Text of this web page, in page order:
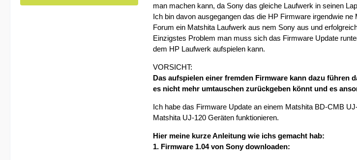
man machen kann, da Sony das gleiche Laufwerk in seinen
Ich bin davon ausgegangen das die HP Firmware irgendwie
Forum ein Matshita Laufwerk aus nem Sony aus und
Einzigstes Problem man muss sich das Firmware Update
dem HP Laufwerk aufspielen kann.
VORSICHT:
Das aufspielen einer fremden Firmware kann dazu führen
es nicht mehr umtauschen zurückgeben könnt und es
Ich habe das Firmware Update an einem Matshita BD-CMB
Matshita UJ-120 Geräten funktionieren.
Hier meine kurze Anleitung wie ichs gemacht hab:
1. Firmware 1.04 von Sony downloaden: